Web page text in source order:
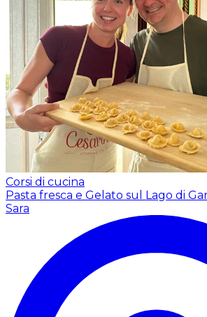
Corsi di cucina
Pasta fresca e Gelato sul Lago di
Sara